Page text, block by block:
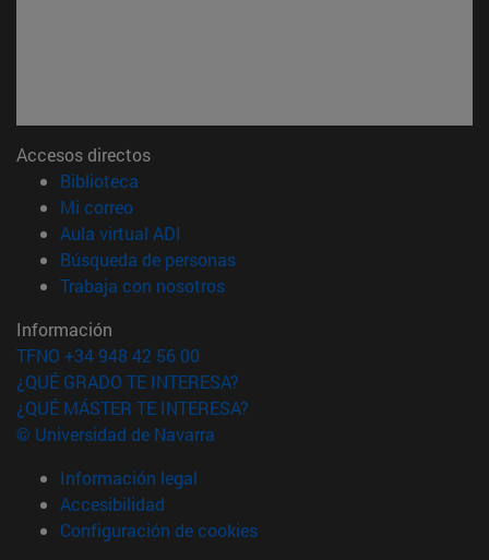
Accesos directos
Biblioteca
Mi correo(abre en nueva ventana)
Aula virtual ADI
Búsqueda de personas(abre en nueva ventana)
Trabaja con nosotros(abre en nueva ventana)
Información
TFNO +34 948 42 56 00
¿QUÉ GRADO TE INTERESA?
¿QUÉ MÁSTER TE INTERESA?
© Universidad de Navarra
Información legal
Accesibilidad
Configuración de cookies